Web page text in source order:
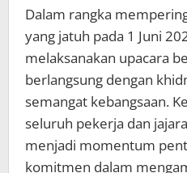
Dalam rangka
yang jatuh pada 1 Juni
melaksanakan upacara
berlangsung dengan
semangat kebangsaan.
seluruh pekerja dan
menjadi momentum
komitmen dalam